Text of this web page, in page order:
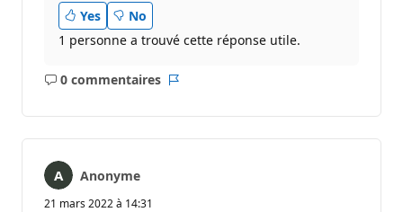
Yes
No
1 personne a trouvé cette réponse utile.
0 commentaires
Aucun
Anonyme
21 mars 2022 à 14:31